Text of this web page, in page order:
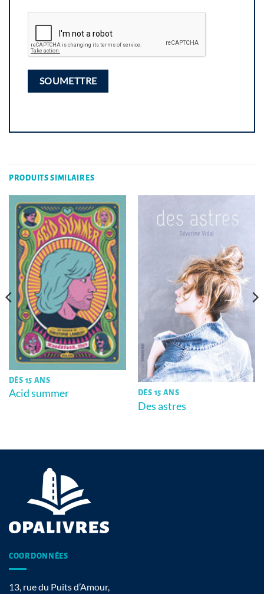
PRODUITS SIMILAIRES
DÈS 15 ANS
Acid summer DÈS 15 ANS
Des astres
COORDONNÉES
13, rue du Puits d’Amour,